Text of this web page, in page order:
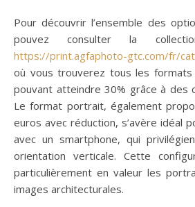
Pour découvrir l’ensemble des
pouvez consulter la
https://print.agfaphoto-gtc.com/fr/
où vous trouverez tous les formats
pouvant atteindre 30% grâce à des
Le format portrait, également
euros avec réduction, s’avère idéal
avec un smartphone, qui
orientation verticale. Cette
particulièrement en valeur les
images architecturales.